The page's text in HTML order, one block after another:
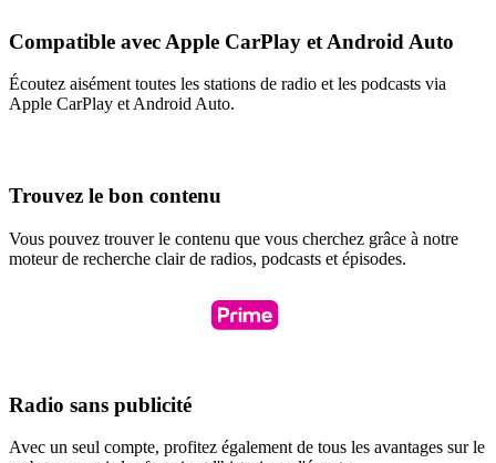
Compatible avec Apple CarPlay et Android Auto
Écoutez aisément toutes les stations de radio et les podcasts via
Apple CarPlay et Android Auto.
Trouvez le bon contenu
Vous pouvez trouver le contenu que vous cherchez grâce à notre
moteur de recherche clair de radios, podcasts et épisodes.
Radio sans publicité
Avec un seul compte, profitez également de tous les avantages sur le